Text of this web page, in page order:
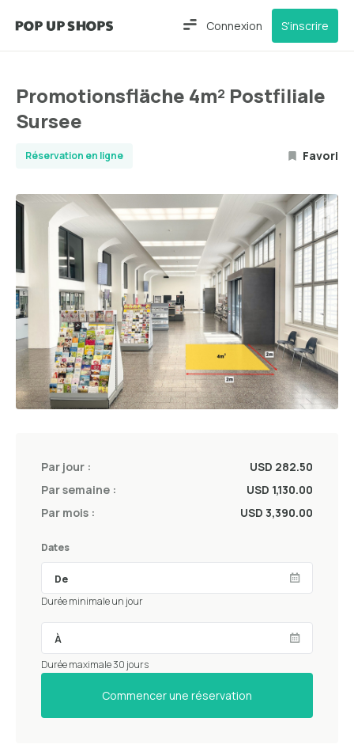
Connexion S'inscrire
Promotionsfläche 4m² Postfiliale
Sursee
Réservation en ligne Favori
Par jour :
Par semaine :
Par mois :
USD 282.50
USD 1,130.00
USD 3,390.00
Dates
Durée minimale un jour
Durée maximale 30 jours
Commencer une réservation